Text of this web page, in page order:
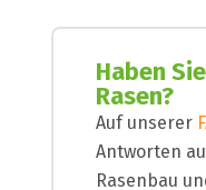
Haben
Rasen?
Auf unserer
Antworten
Rasenbau